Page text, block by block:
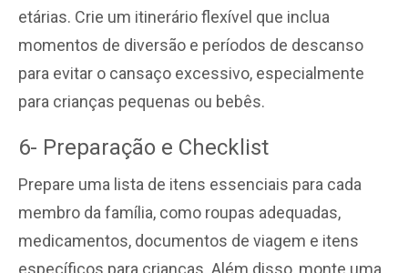
etárias. Crie um itinerário flexível que inclua
momentos de diversão e períodos de descanso
para evitar o cansaço excessivo, especialmente
para crianças pequenas ou bebês.
6- Preparação e Checklist
Prepare uma lista de itens essenciais para cada
membro da família, como roupas adequadas,
medicamentos, documentos de viagem e itens
específicos para crianças. Além disso, monte uma